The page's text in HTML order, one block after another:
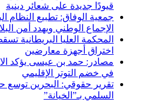
قيودًا جديدة على شعائر دينية
جمعية الوفاق: تطبيع النظام
الإجماع الوطني ويهدد أمن
المحكمة العليا البريطانية
اختراق أجهزة معارضين
مصادر: حمد بن عيسى يؤكد
في خضم التوتر الإقليمي
تقرير حقوقي: البحرين توسع
السلمي بـ”الخيانة”